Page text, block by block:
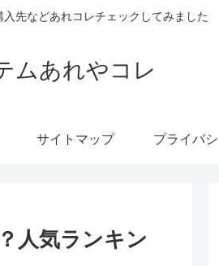
先などあれコレチェックしてみました
ムあれやコレ
サイトマップ プライバ
人気ランキン